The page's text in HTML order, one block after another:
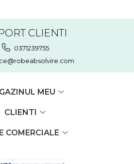
CLIENTI
0371239755
MEU
CLIENTI
COMERCIALE